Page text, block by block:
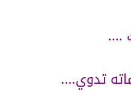
....
تدوي....